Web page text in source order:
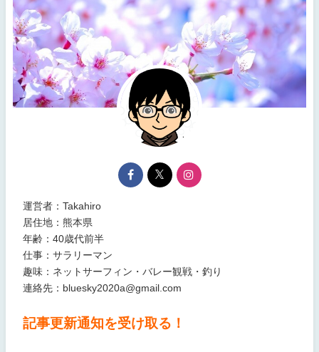
運営者：Takahiro
居住地：熊本県
年齢：40歳代前半
仕事：サラリーマン
趣味：ネットサーフィン・バレー観戦・釣り
連絡先：bluesky2020a@gmail.com
記事更新通知を受け取る！